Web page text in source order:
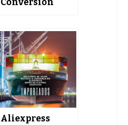
Conversion
Aliexpress